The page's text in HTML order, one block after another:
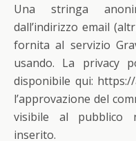
Una stringa
dall’indirizzo email
fornita al servizio
usando. La privacy
disponibile qui:
l’approvazione del
visibile al pubblico
inserito.